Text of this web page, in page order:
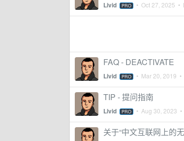
Livid PRO • Oct 27, 2025 •
FAQ - DEACTIVATE
Livid PRO • Mar 20, 2019
TIP - 提问指南
Livid PRO • Aug 30, 2023
关于“中文互联网上的